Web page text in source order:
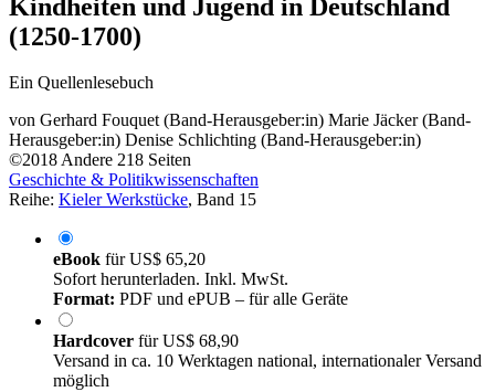
Kindheiten und Jugend in Deutschland
(1250-1700)
Ein Quellenlesebuch
von Gerhard Fouquet (Band-Herausgeber:in) Marie Jäcker (Band-
Herausgeber:in) Denise Schlichting (Band-Herausgeber:in)
©2018Andere 218 Seiten
Geschichte & Politikwissenschaften
Reihe: Kieler Werkstücke, Band 15
eBook fürUS$ 65,20
Sofort herunterladen. Inkl. MwSt.
Format: PDF und ePUB – für alle Geräte
Hardcover fürUS$ 68,90
Versand in ca. 10 Werktagen national, internationaler Versand
möglich